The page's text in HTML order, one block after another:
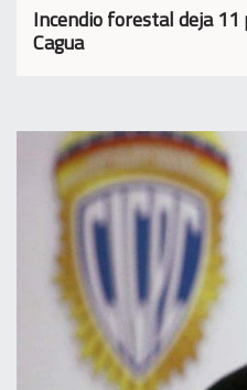
Incendio forestal deja
Cagua